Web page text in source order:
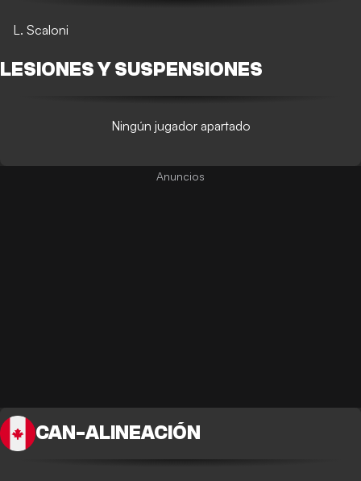
L. Scaloni
LESIONES Y SUSPENSIONES
Ningún jugador apartado
CAN -ALINEACIÓN